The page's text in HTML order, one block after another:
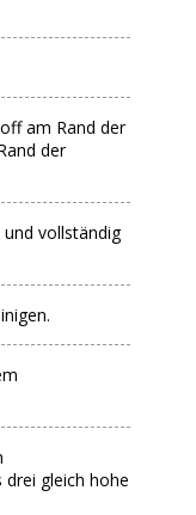
am Rand der
der
vollständig
gleich hohe